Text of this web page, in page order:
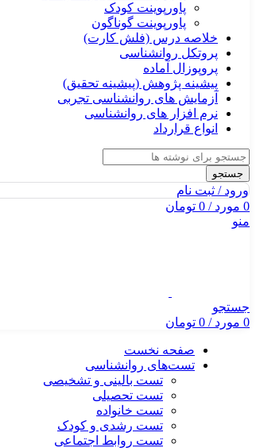
پاورپوینت کودک
پاورپوینت گوناگون
خلاصه درس (فلش کارت)
پروتکل روانشناسی
پروپوزال آماده
پیشینه پژوهش (پیشینه تحقیق)
آزمایش های روانشناسی تجربی
نرم افزار های روانشناسی
انواع قرارداد
جستجو
ورود / ثبت نام
0 مورد/
0 تومان
منو
جستجو
0 مورد/
0 تومان
صفحه نخست
تست‌های روانشناسی
تست بالینی و تشخیصی
تست تحصیلی
تست خانواده
تست رشدی و کودک
تست روابط اجتماعی